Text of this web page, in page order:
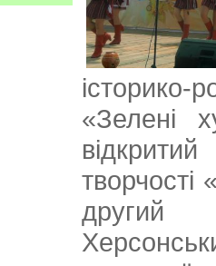
історико-
«Зелені
другий